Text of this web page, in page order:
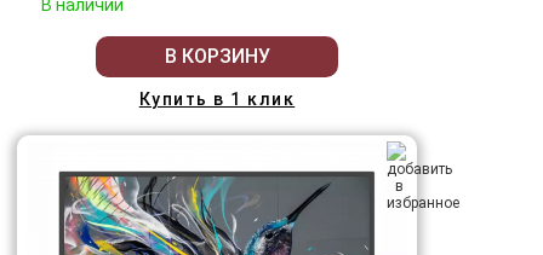
В наличии
В КОРЗИНУ
Купить в 1 клик